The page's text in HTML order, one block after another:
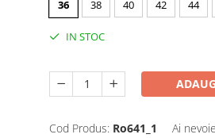
36 38 40 42 44
IN STOC
Cod Produs: Ro641_1 Ai